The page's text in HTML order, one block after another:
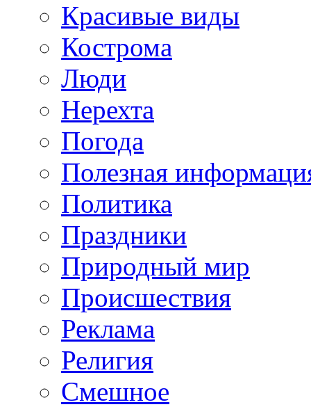
Красивые виды
Кострома
Люди
Нерехта
Погода
Полезная
Политика
Праздники
Природный мир
Происшествия
Реклама
Религия
Смешное